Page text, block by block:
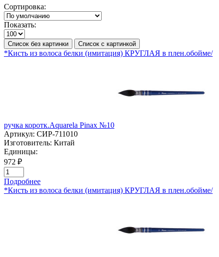
Сортировка:
Показать:
Список без картинки Список с картинкой
*Кисть из волоса белки (имитация) КРУГЛАЯ в плен.обойме/
ручка коротк.Aquarela Pinaх №10
Артикул: СИР-711010
Изготовитель: Китай
Единицы:
972 ₽
Подробнее
*Кисть из волоса белки (имитация) КРУГЛАЯ в плен.обойме/